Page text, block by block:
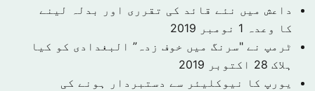
داعش میں نئے قائد کی تقرری اور بدلہ لینے
کا وعدہ 1 نومبر 2019
ٹرمپ نے "سرنگ میں خوف زدہ” البغدادی کو کیا
ہلاک 28 اکتوبر 2019
یورپ کا نیوکلیئر سے دستبردار ہونے کی